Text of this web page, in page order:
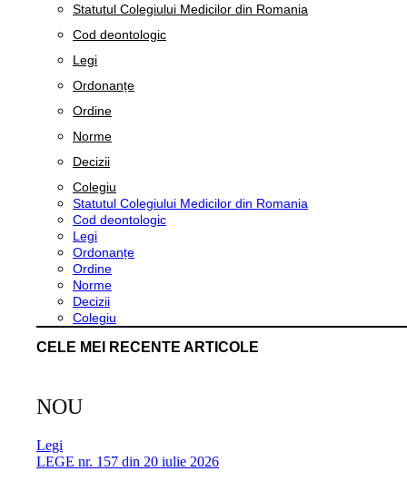
Statutul Colegiului Medicilor din Romania
Cod deontologic
Legi
Ordonanțe
Ordine
Norme
Decizii
Colegiu
Statutul Colegiului Medicilor din Romania
Cod deontologic
Legi
Ordonanțe
Ordine
Norme
Decizii
Colegiu
CELE MEI RECENTE ARTICOLE
NOU
Legi
LEGE nr. 157 din 20 iulie 2026